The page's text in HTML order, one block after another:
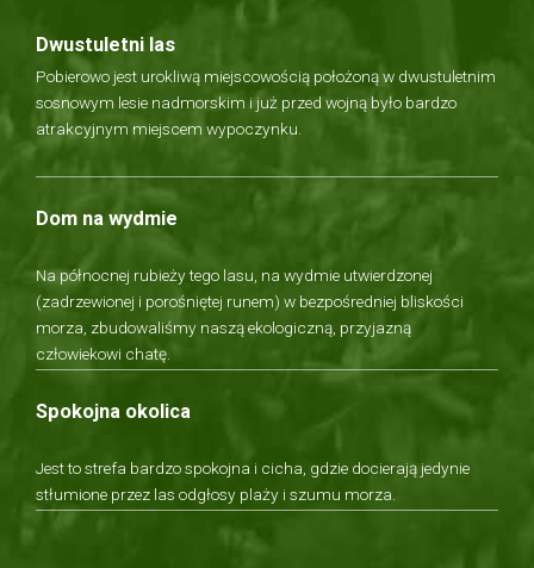
Dwustuletni las
Pobierowo jest urokliwą miejscowością położoną w dwustuletnim
sosnowym lesie nadmorskim i już przed wojną było bardzo
atrakcyjnym miejscem wypoczynku.
Dom na wydmie
Na północnej rubieży tego lasu, na wydmie utwierdzonej
(zadrzewionej i porośniętej runem) w bezpośredniej bliskości
morza, zbudowaliśmy naszą ekologiczną, przyjazną
człowiekowi chatę.
Spokojna okolica
Jest to strefa bardzo spokojna i cicha, gdzie docierają jedynie
stłumione przez las odgłosy plaży i szumu morza.